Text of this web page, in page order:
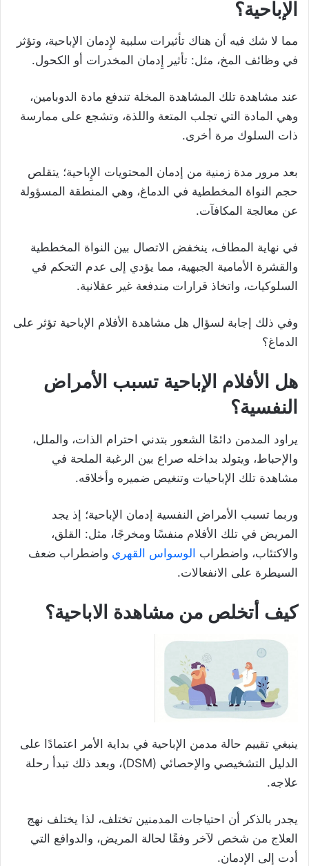
الإباحية؟
مما لا شك فيه أن هناك تأثيرات سلبية لإِدمان الإباحية، وتؤثر
في وظائف المخ، مثل: تأثير إِدمان المخدرات أو الكحول.
عند مشاهدة تلك المشاهدة المخلة تندفع مادة الدوبامين،
وهي المادة التي تجلب المتعة واللذة، وتشجع على ممارسة
ذات السلوك مرة أخرى.
بعد مرور مدة زمنية من إدمان المحتويات الإِباحية؛ يتقلص
حجم النواة المخططية في الدماغ، وهي المنطقة المسؤولة
عن معالجة المكافآت.
في نهاية المطاف، ينخفض الاتصال بين النواة المخططية
والقشرة الأمامية الجبهية، مما يؤدي إلى عدم التحكم في
السلوكيات، واتخاذ قرارات مندفعة غير عقلانية.
وفي ذلك إجابة لسؤال هل مشاهدة الأفلام الإباحية تؤثر على
الدماغ؟
هل الأفلام الإباحية تسبب الأمراض
النفسية؟
يراود المدمن دائمًا الشعور بتدني احترام الذات، والملل،
والإحباط، ويتولد بداخله صراع بين الرغبة الملحة في
مشاهدة تلك الإباحيات وتنغيص ضميره وأخلاقه.
وربما تسبب الأمراض النفسية إدمان الإباحية؛ إذ يجد
المريض في تلك الأفلام منفسًا ومخرجًا، مثل: القلق،
والاكتئاب، واضطراب الوسواس القهري واضطراب ضعف
السيطرة على الانفعالات.
كيف أتخلص من مشاهدة الاباحية؟
ينبغي تقييم حالة مدمن الإباحية في بداية الأمر اعتمادًا على
الدليل التشخيصي والإحصائي (DSM)، وبعد ذلك تبدأ رحلة
علاجه.
يجدر بالذكر أن احتياجات المدمنين تختلف، لذا يختلف نهج
العلاج من شخص لآخر وفقًا لحالة المريض، والدوافع التي
أدت إلى الإدمان.